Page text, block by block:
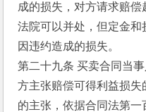
成的损失，对方请求赔
法院可以并处，但定金
因违约造成的损失。
第二十九条 买卖合同当
方主张赔偿可得利益损失
的主张，依据合同法第